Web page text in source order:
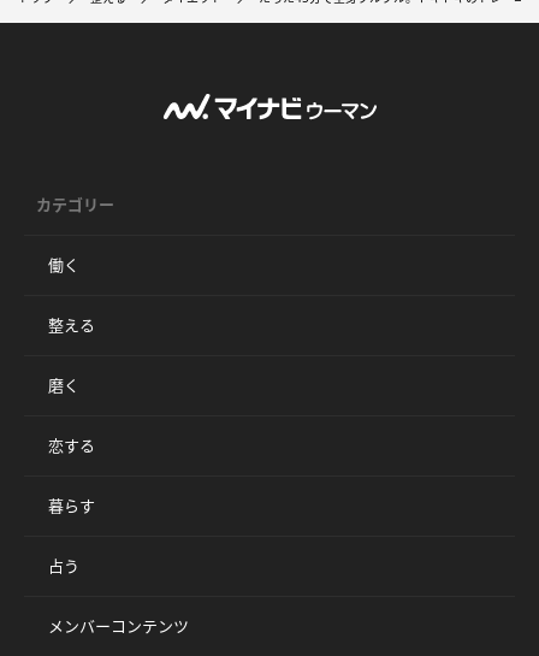
カテゴリー
働く
整える
磨く
恋する
暮らす
占う
メンバーコンテンツ